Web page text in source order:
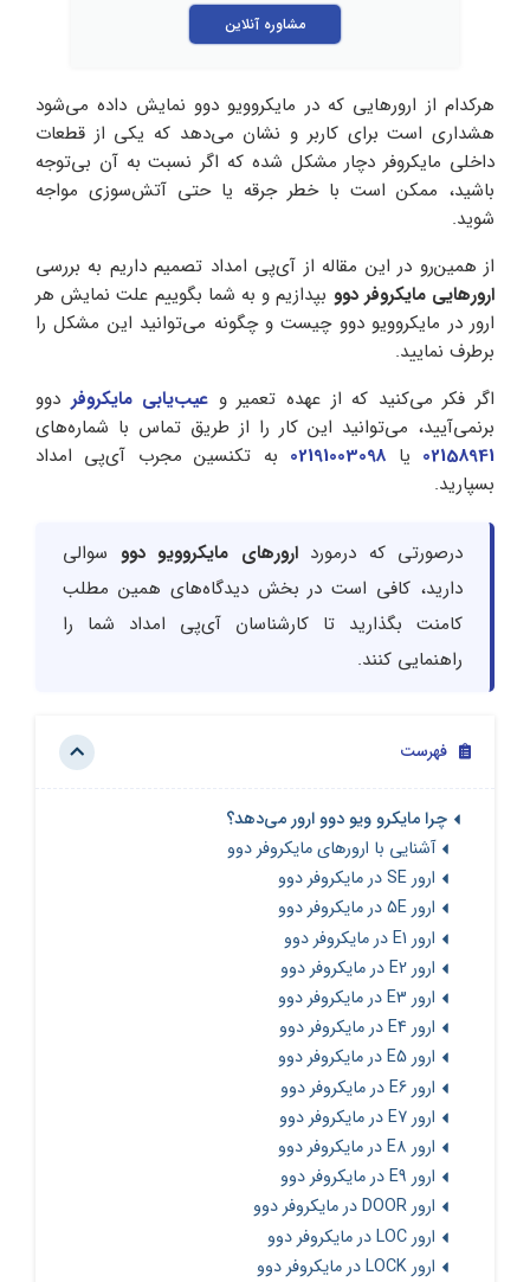
مشاوره آنلاین
هرکدام از ارورهایی که در مایکروویو دوو نمایش داده می‌شود
هشداری است برای کاربر و نشان می‌دهد که یکی از قطعات
داخلی مایکروفر دچار مشکل شده که اگر نسبت به آن بی‌توجه
باشید، ممکن است با خطر جرقه یا حتی آتش‌سوزی مواجه
شوید.
از همین‌رو در این مقاله از آی‌پی امداد تصمیم داریم به بررسی
ارورهایی مایکروفر دوو بپدازیم و به شما بگوییم علت نمایش هر
ارور در مایکروویو دوو چیست و چگونه می‌توانید این مشکل را
برطرف نمایید.
اگر فکر می‌کنید که از عهده تعمیر و عیب‌یابی مایکروفر دوو
برنمی‌آیید، می‌توانید این کار را از طریق تماس با شماره‌های
02158941 یا 02191003098 به تکنسین مجرب آی‌پی امداد
بسپارید.
درصورتی که درموردارورهای مایکروویو دوو سوالی
دارید، کافی است در بخش دیدگاه‌های همین مطلب
کامنت بگذارید تا کارشناسان آی‌پی امداد شما را
راهنمایی کنند.
فهرست
چرا مایکرو ویو دوو ارور می‌دهد؟
آشنایی با ارورهای مایکروفر دوو
ارور SE در مایکروفر دوو
ارور 5E در مایکروفر دوو
ارور E1 در مایکروفر دوو
ارور E2 در مایکروفر دوو
ارور E3 در مایکروفر دوو
ارور E4 در مایکروفر دوو
ارور E5 در مایکروفر دوو
ارور E6 در مایکروفر دوو
ارور E7 در مایکروفر دوو
ارور E8 در مایکروفر دوو
ارور E9 در مایکروفر دوو
ارور DOOR در مایکروفر دوو
ارور LOC در مایکروفر دوو
ارور LOCK در مایکروفر دوو